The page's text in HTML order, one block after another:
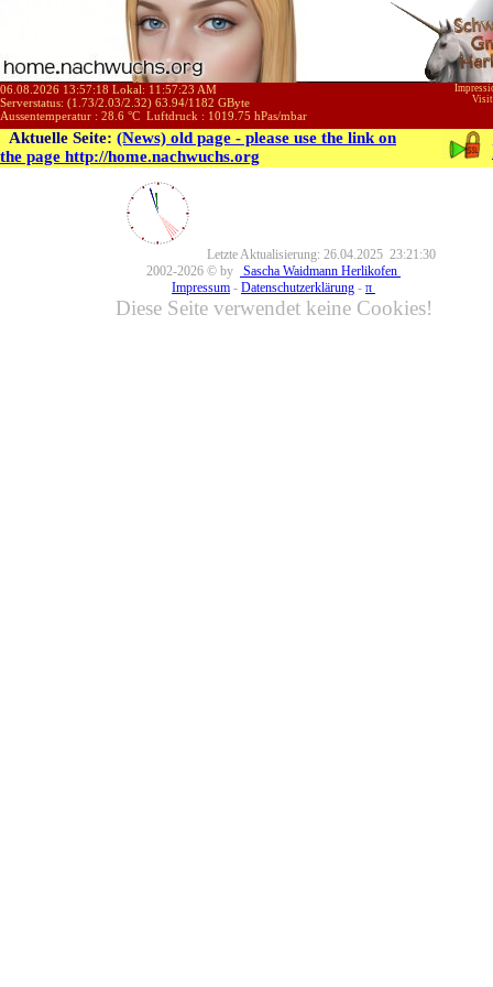
06.08.2026 13:57:18 Lokal: 11:57:23 AM
Serverstatus: (1.73/2.03/2.32) 63.94/1182 GByte
Aussentemperatur : 28.6 °C Luftdruck : 1019.75 hPas/mbar
Aktuelle Seite: (News) old page - please use the link on
the page http://home.nachwuchs.org
Letzte Aktualisierung: 26.04.2025 23:21:30
2002-2026 © by
Sascha Waidmann Herlikofen
Impressum - Datenschutzerklärung - π
Diese Seite verwendet keine Cookies!